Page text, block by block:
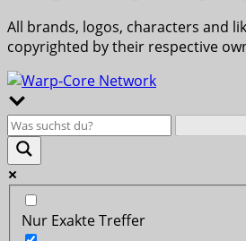
All brands, logos, characters and
copyrighted by their respective
Nur Exakte Treffer